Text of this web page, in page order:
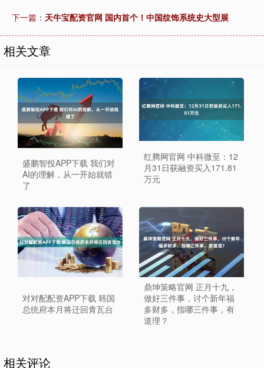
下一篇： 天牛宝配资官网 国内首个！中国纹饰系统史大型展
相关文章
盛鹏智投APP下载 我们对
AI的理解，从一开始就错
了
红腾网官网 中科微至：12
月31日获融资买入171.81
万元
对对配配资APP下载 韩国
总统府本月将迁回青瓦台
鼎坤策略官网 正月十九，
做好三件事，讨个新年福
多财多，指哪三件事，有
道理？
相关评论